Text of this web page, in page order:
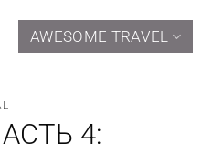
AWESOME TRAVEL
4: